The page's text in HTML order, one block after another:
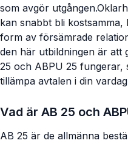
som avgör
kan snabbt bli
form av försämrade
den här utbildningen är att
25 och ABPU 25 fungerar,
tillämpa avtalen i din
Vad är AB 25 och
AB 25 är de allmänna